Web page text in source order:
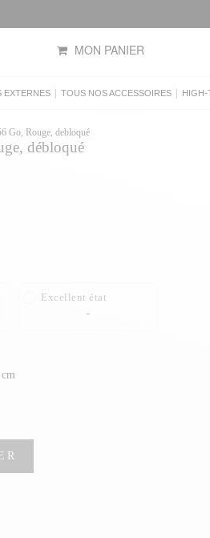
MON PANIER
EXTERNES TOUS NOS ACCESSOIRES HIGH-
Go, Rouge, debloqué
débloqué
Excellent état
-